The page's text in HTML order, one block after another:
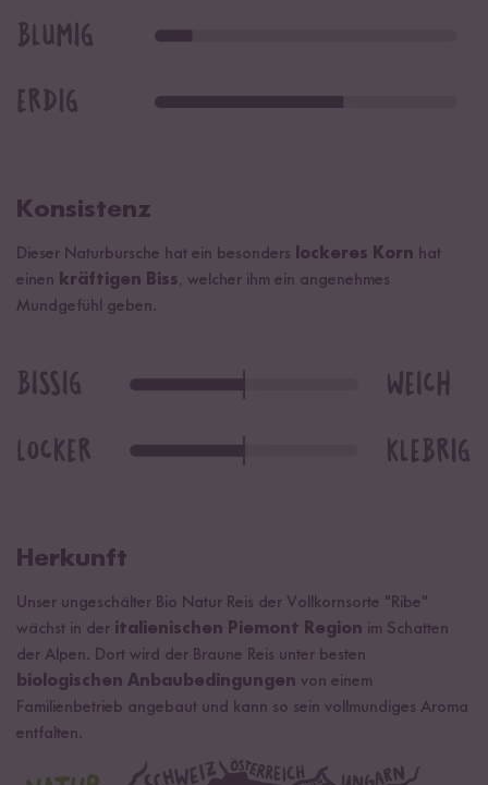
Konsistenz
Dieser Naturbursche hat ein besonders lockeres Korn hat
einen kräftigen Biss, welcher ihm ein angenehmes
Mundgefühl geben.
Herkunft
Unser ungeschälter Bio Natur Reis der Vollkornsorte "Ribe"
wächst in der italienischen Piemont Region im Schatten
der Alpen. Dort wird der Braune Reis unter besten
biologischen Anbaubedingungen von einem
Familienbetrieb angebaut und kann so sein vollmundiges Aroma
entfalten.